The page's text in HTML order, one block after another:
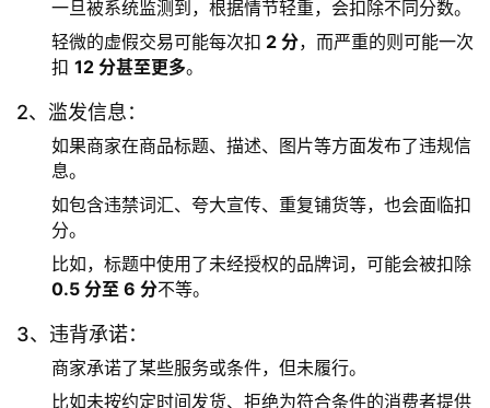
一旦被系统监测到，根据情节轻重，会扣除不同分数。
轻微的虚假交易可能每次扣 2 分，而严重的则可能一次
扣 12 分甚至更多。
2、滥发信息：
如果商家在商品标题、描述、图片等方面发布了违规信
息。
如包含违禁词汇、夸大宣传、重复铺货等，也会面临扣
分。
比如，标题中使用了未经授权的品牌词，可能会被扣除
0.5 分至 6 分不等。
3、违背承诺：
商家承诺了某些服务或条件，但未履行。
比如未按约定时间发货、拒绝为符合条件的消费者提供